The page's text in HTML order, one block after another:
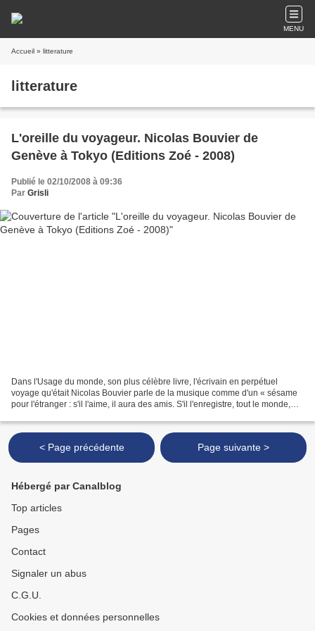
MENU
Accueil » litterature
litterature
L'oreille du voyageur. Nicolas Bouvier de
Genève à Tokyo (Editions Zoé - 2008)
Publié le 02/10/2008 à 09:36
Par Grisli
Dans l'Usage du monde, son plus célèbre livre, l'écrivain en perpétuel
voyage qu'était Nicolas Bouvier parle de la musique comme d'un « sésame
pour l'étranger : s'il l'aime, il aura des amis. S'il l'enregistre, tout le monde,
< Page précédente Page suivante >
Hébergé par Canalblog
Top articles
Pages
Contact
Signaler un abus
C.G.U.
Cookies et données personnelles